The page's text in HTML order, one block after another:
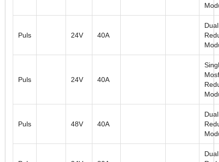
Puls 24V 40A
Puls 24V 40A
Puls 48V 40A